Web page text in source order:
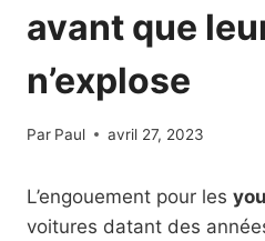
avant que
n’explose
Par Paul avril 27, 2023
L’engouement pour les
voitures datant des